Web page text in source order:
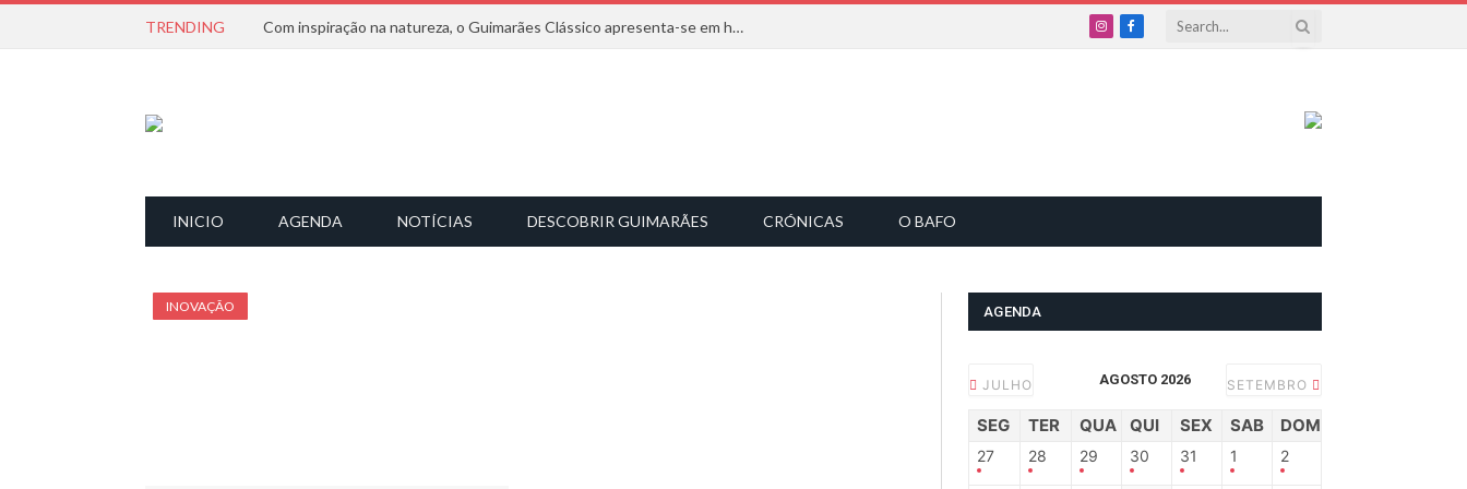
TRENDING Com inspiração na natureza, o Guimarães Clássico apresenta-se em harmonia musical
InstagramFacebook
INICIO AGENDA NOTÍCIAS DESCOBRIR GUIMARÃES CRÓNICAS O BAFO
INOVAÇÃO AGENDA
JULHO AGOSTO 2026 SETEMBRO
SEG TER QUA QUI SEX SAB DOM
27 28 29 30 31 1 2